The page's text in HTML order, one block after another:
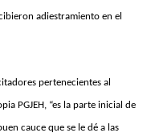
adiestramiento en el
pertenecientes al
PGJEH, “es la parte inicial de
cauce que se le dé a las